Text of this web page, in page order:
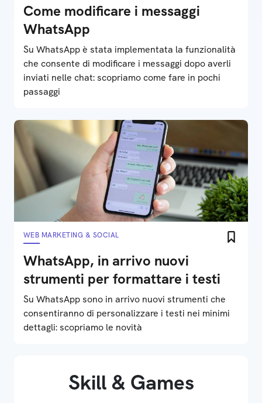
Come modificare i messaggi
WhatsApp
Su WhatsApp è stata implementata la funzionalità
che consente di modificare i messaggi dopo averli
inviati nelle chat: scopriamo come fare in pochi
passaggi
WEB MARKETING & SOCIAL
WhatsApp, in arrivo nuovi
strumenti per formattare i testi
Su WhatsApp sono in arrivo nuovi strumenti che
consentiranno di personalizzare i testi nei minimi
dettagli: scopriamo le novità
Skill & Games